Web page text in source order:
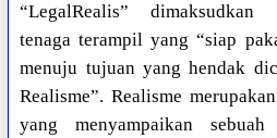
“LegalRealis” dimaksudkan
tenaga terampil yang “siap
menuju tujuan yang hendak
Realisme”. Realisme
yang menyampaikan